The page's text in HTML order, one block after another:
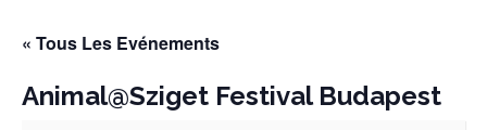
« Tous Les Evénements
Animal@Sziget Festival Budapest